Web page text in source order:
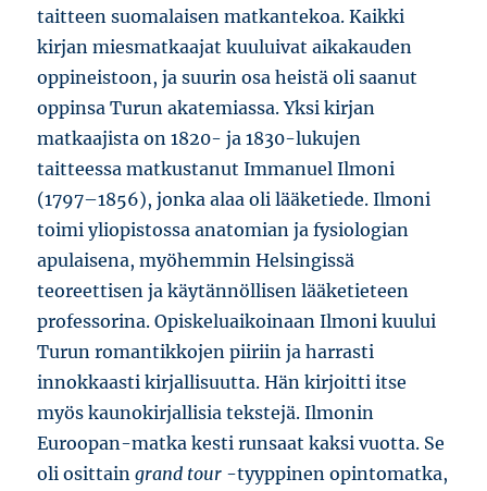
taitteen suomalaisen matkantekoa. Kaikki
kirjan miesmatkaajat kuuluivat aikakauden
oppineistoon, ja suurin osa heistä oli saanut
oppinsa Turun akatemiassa. Yksi kirjan
matkaajista on 1820- ja 1830-lukujen
taitteessa matkustanut Immanuel Ilmoni
(1797–1856), jonka alaa oli lääketiede. Ilmoni
toimi yliopistossa anatomian ja fysiologian
apulaisena, myöhemmin Helsingissä
teoreettisen ja käytännöllisen lääketieteen
professorina. Opiskeluaikoinaan Ilmoni kuului
Turun romantikkojen piiriin ja harrasti
innokkaasti kirjallisuutta. Hän kirjoitti itse
myös kaunokirjallisia tekstejä. Ilmonin
Euroopan-matka kesti runsaat kaksi vuotta. Se
oli osittaingrand tour -tyyppinen opintomatka,